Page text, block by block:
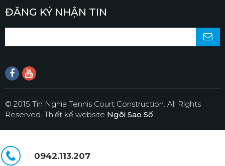
0942.113.207
ĐĂNG KÝ NHẬN TIN
© 2015 Tin Nghia Tennis Court Construction. All Rights
Reserved. Thiết kế website Ngôi Sao Số